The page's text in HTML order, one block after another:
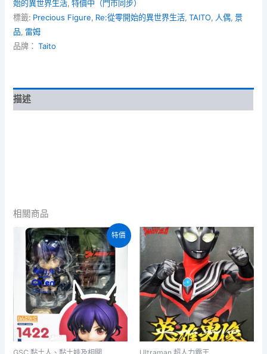
異
世
界
生
-
雷
始的異世界生活,特價中（門市同步）
標籤: Precious Figure, Re:從零開始的異世界生活,TAITO, 人偶,景
品, 雷姆
品牌：Taito
描述
相關商品
特價